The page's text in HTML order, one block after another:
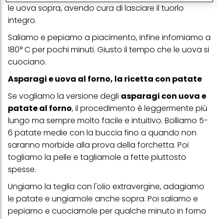
le uova sopra, avendo cura di lasciare il tuorlo
integro.
Saliamo e pepiamo a piacimento, infine inforniamo a
180° C per pochi minuti. Giusto il tempo che le uova si
cuociano.
Asparagi e uova al forno, la ricetta con patate
Se vogliamo la versione degli asparagi con uova e
patate al forno, il procedimento è leggermente più
lungo ma sempre molto facile e intuitivo. Bolliamo 5-
6 patate medie con la buccia fino a quando non
saranno morbide alla prova della forchetta. Poi
togliamo la pelle e tagliamole a fette piuttosto
spesse.
Ungiamo la teglia con l'olio extravergine, adagiamo
le patate e ungiamole anche sopra. Poi saliamo e
pepiamo e cuociamole per qualche minuto in forno
conservare le nostre informazioni sulle entità commerciali e
creare profili individuali su di te che potrebbero essere arricchiti
con dati ottenuti da terze parti e altri siti Web. Utilizziamo questi
visualizzare annunci pubblicitari che potrebbero interessarti
(basati, ad esempio, sui tuoi interessi identificati) su questo sito
web e altri media (di terzi) tramite i dispositivi assegnati a te o
alla tua famiglia, nonché per misurare e ottimizzare il successo
nella nostra Informativa sulla protezione dei dati collegata nel piè
di pagina (Sezione "Cookie, Pixel, Impronte digitali e tecnologie
simili"). Puoi revocare il tuo consenso in qualsiasi momento con
effetto per il futuro disabilitando i cookie sul nostro sito web nella
sezione "Impostazioni cookie" collegata nel piè di pagina. Per
ulteriori informazioni sui cookie utilizzati su questo sito Web, in
particolare sul loro periodo di conservazione, consultare le
informazioni dettagliate su ciascun cookie disponibili facendo
clic su "modifica" di seguito".
trattamento dei tuoi dati / sull'uso dei cookie e consentirli per uno o
più degli scopi sopra menzionati. Cliccando su "Accetta tutto",
acconsenti all'uso dei cookie e al trattamento dei tuoi dati
personali per tutte le finalità sopra indicate. Se fai clic su "Rifiuta",